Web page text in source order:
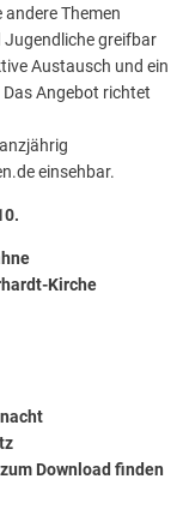
andere Themen
Jugendliche greifbar
Austausch und ein
Angebot richtet
einsehbar.
Kirche
Download finden